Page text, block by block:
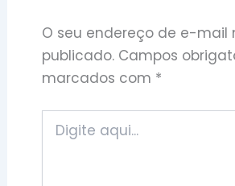
O seu endereço de e-mail
publicado. Campos
marcados com *
aqui...